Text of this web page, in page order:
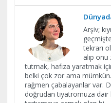
Arşiv;
tekrarı
alıp onu
tutmak, hafıza yaratmak
belki çok zor ama
rağmen çabalayanlar var.
doğrudan tiyatromuza dair